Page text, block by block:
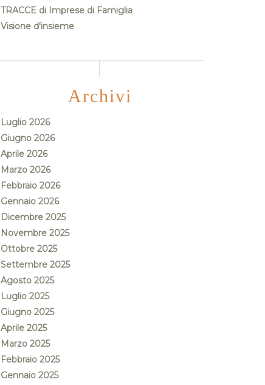
TRACCE di Imprese di Famiglia
Visione d'insieme
Archivi
Luglio 2026
Giugno 2026
Aprile 2026
Marzo 2026
Febbraio 2026
Gennaio 2026
Dicembre 2025
Novembre 2025
Ottobre 2025
Settembre 2025
Agosto 2025
Luglio 2025
Giugno 2025
Aprile 2025
Marzo 2025
Febbraio 2025
Gennaio 2025